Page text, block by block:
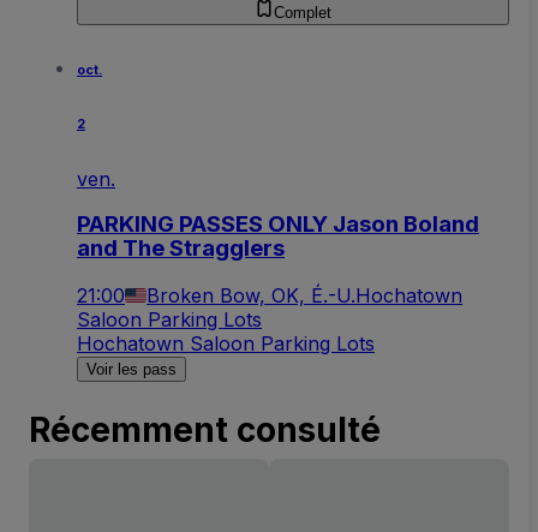
Complet
oct.
2
ven.
PARKING PASSES ONLY Jason Boland
and The Stragglers
21:00 Broken Bow, OK, É.-U.Hochatown
Saloon Parking Lots
Hochatown Saloon Parking Lots
Voir les pass
Récemment consulté